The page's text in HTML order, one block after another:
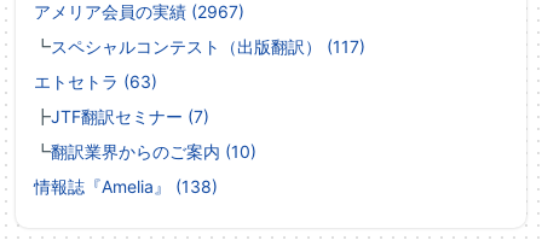
アメリア会員の実績 (2967)
┗スペシャルコンテスト（出版翻訳） (117)
エトセトラ (63)
┣JTF翻訳セミナー (7)
┗翻訳業界からのご案内 (10)
情報誌『Amelia』 (138)